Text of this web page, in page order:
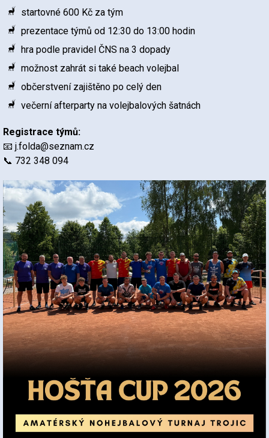
startovné 600 Kč za tým
prezentace týmů od 12:30 do 13:00 hodin
hra podle pravidel ČNS na 3 dopady
možnost zahrát si také beach volejbal
občerstvení zajištěno po celý den
večerní afterparty na volejbalových šatnách
Registrace týmů:
📧 j.folda@seznam.cz
📞 732 348 094